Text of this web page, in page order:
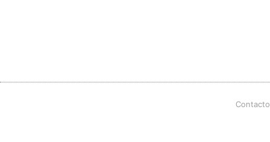
Contacto